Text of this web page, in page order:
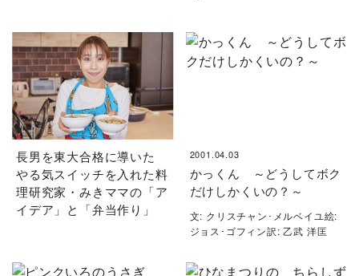
長男を東大合格に導いた
やる気スイッチを入れた料
理研究家・みきママの「ア
イデア」と「弁当作り」
2001.04.03
かっくん ～どうしてボク
だけしかくいの？～
文: クリスチャン･メルベイユ絵:
ジョス･ゴフィン訳: 乙武 洋匡